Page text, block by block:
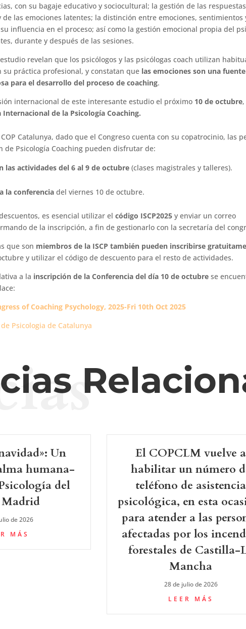
con su bagaje educativo y sociocultural; la gestión de las respuestas
de las emociones latentes; la distinción entre emociones, sentimientos
influencia en el proceso; así como la gestión emocional propia del
durante y después de las sesiones.
revelan que los psicólogos y las psicólogas coach utilizan
práctica profesional, y constatan que las emociones son una
para el desarrollo del proceso de coaching.
internacional de este interesante estudio el próximo 10 de octubre,
Internacional de la Psicología Coaching.
Catalunya, dado que el Congreso cuenta con su copatrocinio, las
de Psicología Coaching pueden disfrutar de:
las actividades del 6 al 9 de octubre (clases magistrales y talleres).
la conferenciadel viernes 10 de octubre.
es esencial utilizar elcódigo ISCP2025y enviar un correo
de la inscripción, a fin de gestionarlo con la secretaría del
que son miembros de la ISCP también pueden inscribirse
y utilizar el código de descuento para el resto de actividades.
a la inscripción de la Conferencia del día 10 de octubre se
of Coaching Psychology, 2025-Fri 10th Oct 2025
Psicologia de Catalunya
Un
humana-
del
de 2026
MÁS
El COPCLM vuelve a
habilitar un número
teléfono de asistencia
psicológica, en esta
para atender a las
afectadas por los
forestales de Castilla-
Mancha
28 de julio de 2026
LEER MÁS